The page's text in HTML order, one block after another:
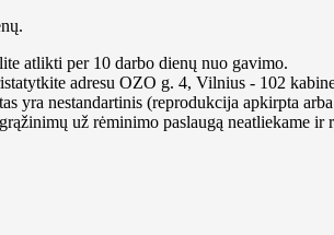
atlikti per 10 darbo dienų nuo gavimo.
adresu OZO g. 4, Vilnius - 102
yra nestandartinis (reprodukcija apkirpta
už rėminimo paslaugą neatliekame